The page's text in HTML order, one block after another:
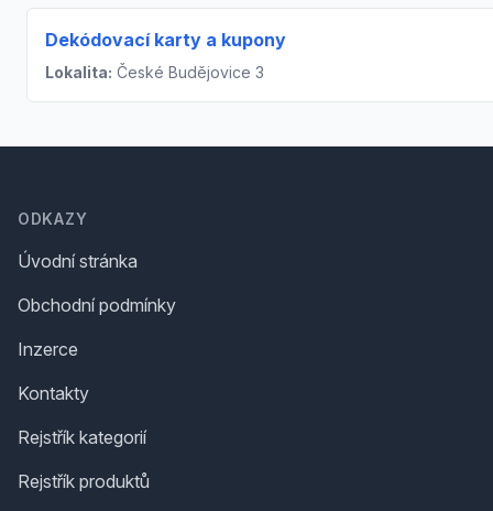
Dekódovací karty a kupony
Lokalita: České Budějovice 3
ODKAZY
Úvodní stránka
Obchodní podmínky
Inzerce
Kontakty
Rejstřík kategorií
Rejstřík produktů